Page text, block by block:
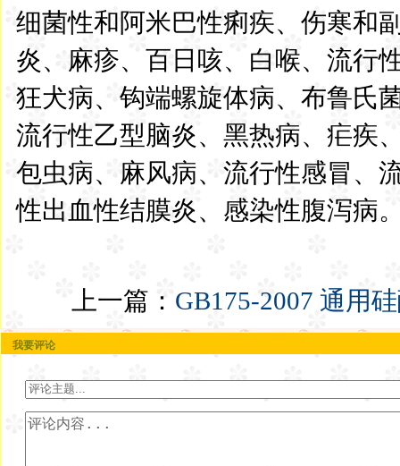
细菌性和阿米巴性痢疾、伤寒和
炎、麻疹、百日咳、白喉、流行
狂犬病、钩端螺旋体病、布鲁氏
流行性乙型脑炎、黑热病、疟疾
包虫病、麻风病、流行性感冒、
性出血性结膜炎、感染性腹泻病
上一篇： GB175-2007 通用
我要评论